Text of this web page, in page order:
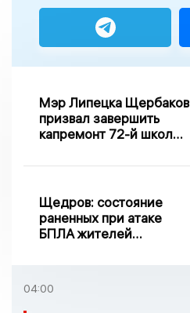
Мэр Липецка Щербаков
призвал завершить
капремонт 72-й школы
Щедров: состояние
раненных при атаке
БПЛА жителей
04:00